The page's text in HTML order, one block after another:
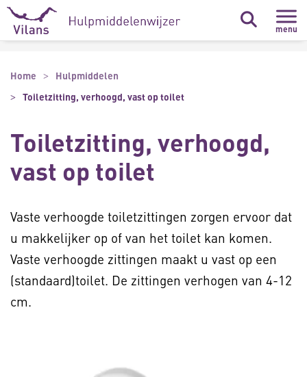
Naar hoofdinhoud
Naar footer
menu
Home
Hulpmiddelen
Toiletzitting, verhoogd, vast op toilet
Toiletzitting, verhoogd,
vast op toilet
Vaste verhoogde toiletzittingen zorgen ervoor dat
u makkelijker op of van het toilet kan komen.
Vaste verhoogde zittingen maakt u vast op een
(standaard)toilet. De zittingen verhogen van 4-12
cm.